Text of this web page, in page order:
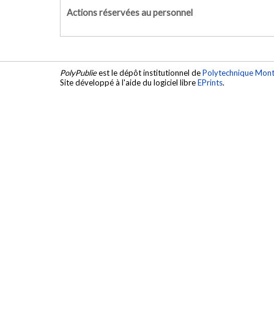
Actions réservées au personnel
PolyPublieest le dépôt institutionnel dePolytechnique
Site développé à l'aide du logiciel libreEPrints.